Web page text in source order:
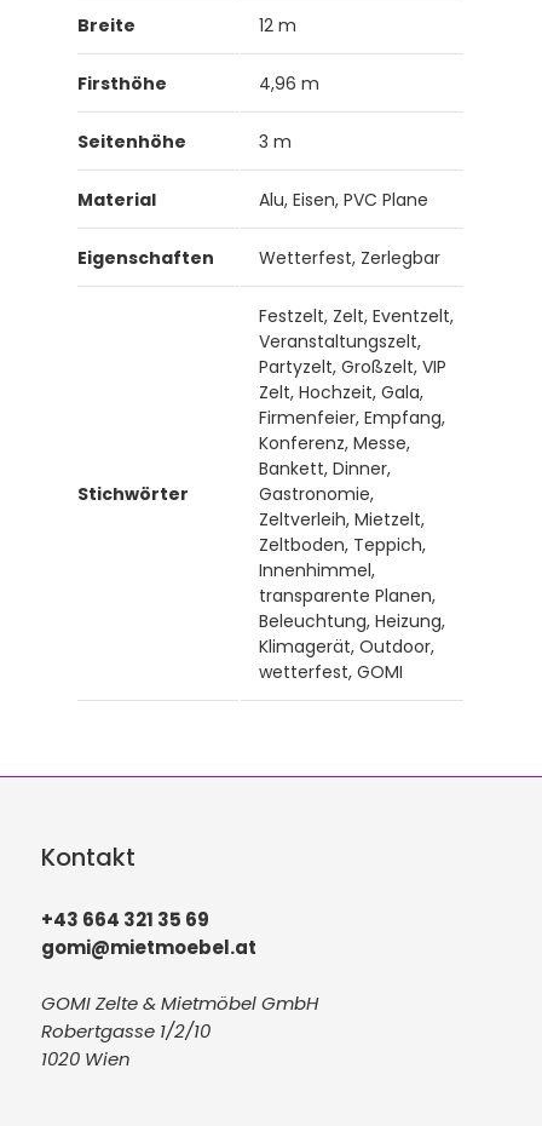
Breite 12 m
Firsthöhe 4,96 m
Seitenhöhe 3 m
Material Alu, Eisen, PVC Plane
Eigenschaften Wetterfest, Zerlegbar
Stichwörter
Festzelt, Zelt, Eventzelt,
Veranstaltungszelt,
Partyzelt, Großzelt, VIP
Zelt, Hochzeit, Gala,
Firmenfeier, Empfang,
Konferenz, Messe,
Bankett, Dinner,
Gastronomie,
Zeltverleih, Mietzelt,
Zeltboden, Teppich,
Innenhimmel,
transparente Planen,
Beleuchtung, Heizung,
Klimagerät, Outdoor,
wetterfest, GOMI
Kontakt
+43 664 321 35 69
gomi@mietmoebel.at
GOMI Zelte & Mietmöbel GmbH
Robertgasse 1/2/10
1020 Wien